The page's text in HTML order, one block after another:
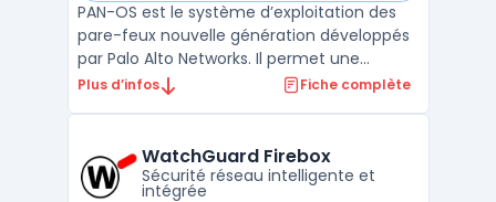
PAN-OS est le système d’exploitation des
pare-feux nouvelle génération développés
par Palo Alto Networks. Il permet une
gestion avancée de la sécurité réseau en
assurent un contrôle précis des
applications, des u ...
Plus d’infos Fiche complète
WatchGuard Firebox
Sécurité réseau intelligente et
intégrée